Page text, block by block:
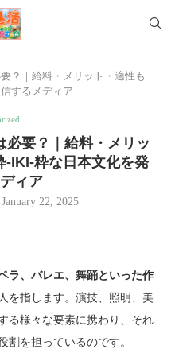
？｜給料・メリット・適性も
するメディア
必要？｜給料・メリッ
-IKI-粋な日本文化を発
ィア
January 22, 2025
ラ、バレエ、舞踊といった作
を指します。演技、照明、美
る様々な要素に携わり、それ
割を担っているのです。